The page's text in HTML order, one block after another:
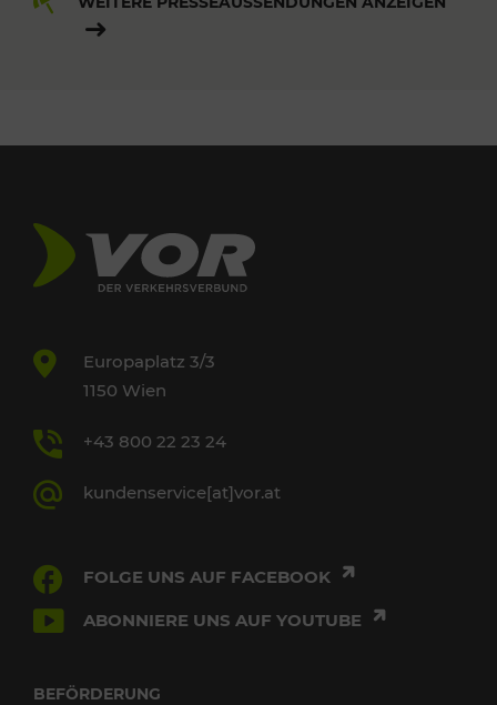
Europaplatz 3/3
1150 Wien
+43 800 22 23 24
kundenservice[at]vor.at
FOLGE UNS AUF FACEBOOK
ABONNIERE UNS AUF YOUTUBE
BEFÖRDERUNG